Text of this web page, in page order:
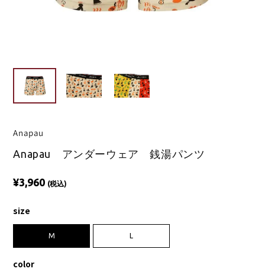
Anapau
Anapau アンダーウェア 銭湯パンツ
¥3,960 (税込)
size
M L
color